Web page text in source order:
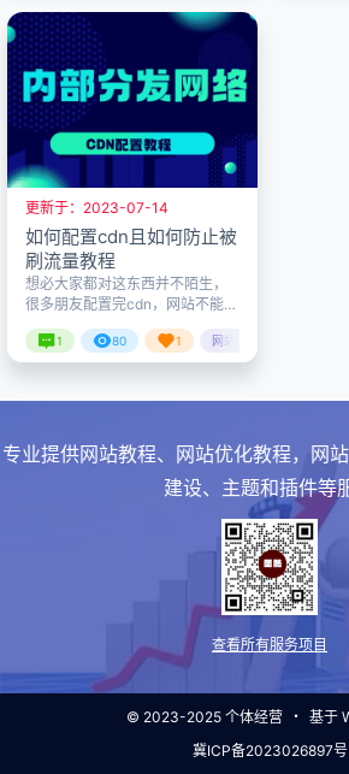
JavaScript延迟或推迟加载、删
除未使用的CSS或JS、数据库优
化等。 继续阅读本教程之前，推
荐先阅读《Perfmatters使用教
程：优化WordPress》一文，对
WordPress先进行一些基础优
化。 …
更新于：2023-07-14
如何配置cdn且如何防止被
刷流量教程
想必大家都对这东西并不陌生，
很多朋友配置完cdn，网站不能正
常访问，遭受cc攻击导致流量被
刷什么的，然后在群里求助还没
回，这种心情我深有体会。今天
我一次一次试出来的。 这里大家
这里今天咋们就以腾讯云为例子
教大家如何配置cdn 仅为个人心
得 有些地方可能说得不对 自行做
域名 首先，我们先以腾讯云cdn
1 80 1 网站安全
赖胖子
专业提供网站教程、网站优化教程，网
建设、主题和插件等
查看所有服务项目
© 2023-2025 个体经营 ・ 基于
冀ICP备2023026897号